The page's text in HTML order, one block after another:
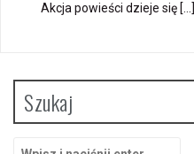
Akcja powieści dzieje się […]
Szukaj